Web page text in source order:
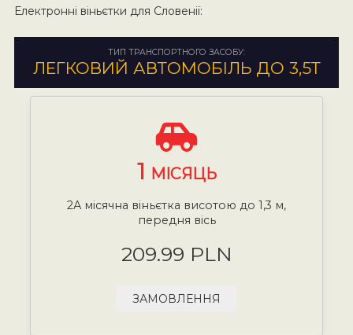
Електронні віньєтки для Словенії:
ТИП ТРАНСПОРТНОГО ЗАСОБУ:
ЛЕГКОВИЙ АВТОМОБІЛЬ ДО 3,5Т
1 МІСЯЦЬ
2А місячна віньєтка висотою до 1,3 м,
передня вісь
209.99 PLN
ЗАМОВЛЕННЯ